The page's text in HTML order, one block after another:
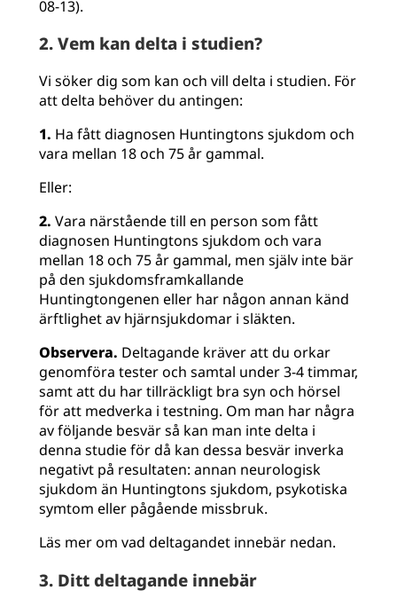
08-13).
2. Vem kan delta i studien?
Vi söker dig som kan och vill delta i studien. För
att delta behöver du antingen:
1. Ha fått diagnosen Huntingtons sjukdom och
vara mellan 18 och 75 år gammal.
Eller:
2. Vara närstående till en person som fått
diagnosen Huntingtons sjukdom och vara
mellan 18 och 75 år gammal, men själv inte bär
på den sjukdomsframkallande
Huntingtongenen eller har någon annan känd
ärftlighet av hjärnsjukdomar i släkten.
Observera. Deltagande kräver att du orkar
genomföra tester och samtal under 3-4 timmar,
samt att du har tillräckligt bra syn och hörsel
för att medverka i testning. Om man har några
av följande besvär så kan man inte delta i
denna studie för då kan dessa besvär inverka
negativt på resultaten: annan neurologisk
sjukdom än Huntingtons sjukdom, psykotiska
symtom eller pågående missbruk.
Läs mer om vad deltagandet innebär nedan.
3. Ditt deltagande innebär